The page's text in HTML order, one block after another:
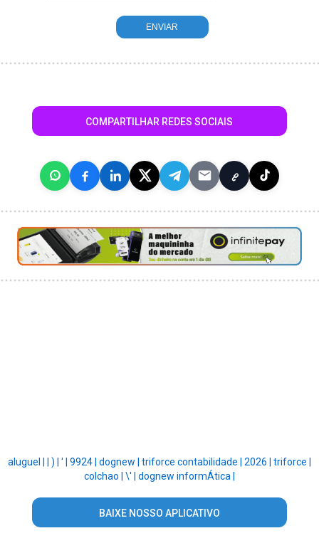
COMPARTILHAR REDES SOCIAIS
aluguel | ) | ' | 9924 | dognew | triforce contabilidade | 2026 | triforce |
colchao | \' | dognew informÁtica |
BAIXE NOSSO APLICATIVO